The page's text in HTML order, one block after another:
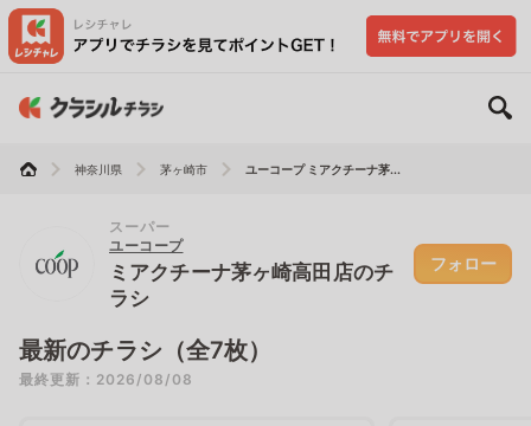
神奈川県 茅ヶ崎市 ユーコープ ミアクチーナ茅...
スーパー
ユーコープ
ミアクチーナ茅ヶ崎高田店のチ
ラシ
フォロー
最新のチラシ（全7枚）
最終更新：2026/08/08